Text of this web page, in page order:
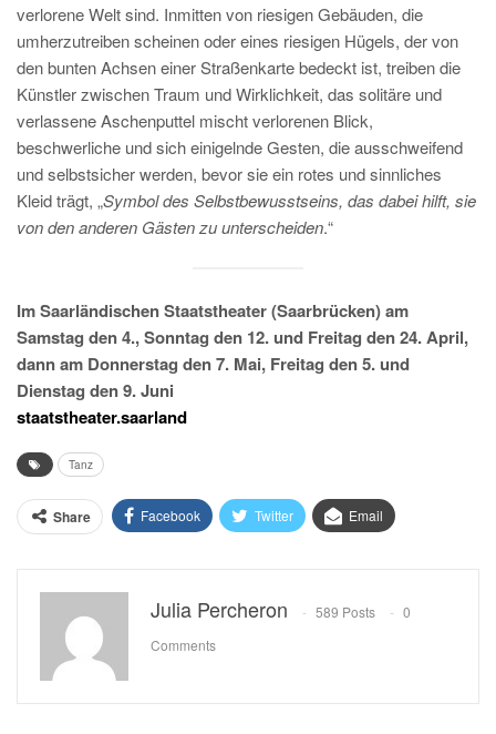
verlorene Welt sind. Inmitten von riesigen Gebäuden, die
umherzutreiben scheinen oder eines riesigen Hügels, der von
den bunten Achsen einer Straßenkarte bedeckt ist, treiben die
Künstler zwischen Traum und Wirklichkeit, das solitäre und
verlassene Aschenputtel mischt verlorenen Blick,
beschwerliche und sich einigelnde Gesten, die ausschweifend
und selbstsicher werden, bevor sie ein rotes und sinnliches
Kleid trägt, „Symbol des Selbstbewusstseins, das dabei hilft, sie
von den anderen Gästen zu unterscheiden.“
Im Saarländischen Staatstheater (Saarbrücken) am
Samstag den 4., Sonntag den 12. und Freitag den 24. April,
dann am Donnerstag den 7. Mai, Freitag den 5. und
Dienstag den 9. Juni
staatstheater.saarland
Tanz
Share Facebook Twitter Email
Julia Percheron 589 Posts
0
Comments